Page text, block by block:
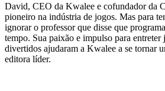
David, CEO da Kwalee e cofundador da
pioneiro na indústria de jogos. Mas para
ignorar o professor que disse que
tempo. Sua paixão e impulso para entreter
divertidos ajudaram a Kwalee a se tornar
editora líder.